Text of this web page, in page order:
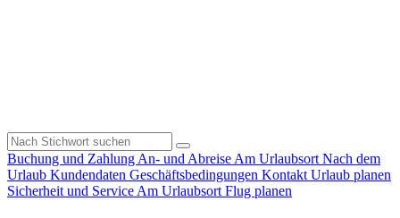
Buchung und Zahlung An- und Abreise Am Urlaubsort Nach dem
Urlaub Kundendaten Geschäftsbedingungen Kontakt Urlaub planen
Sicherheit und Service Am Urlaubsort Flug planen